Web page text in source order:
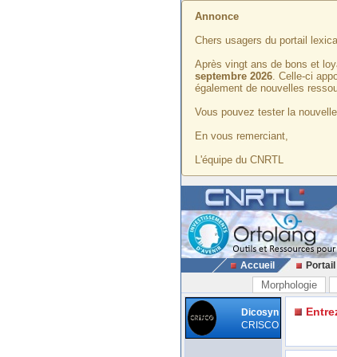
Annonce
Chers usagers du portail
Après vingt ans de bons et
septembre 2026. Celle-ci
également de nouvelles
Vous pouvez tester la
En vous remerciant,
L'équipe du CNRTL
Accueil
Morphologie
Dicosyn
CRISCO